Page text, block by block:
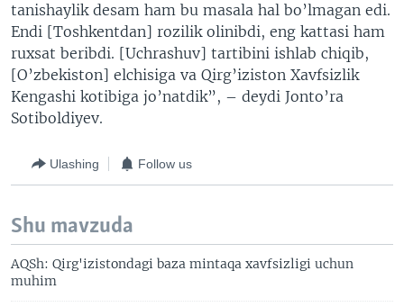
tanishaylik desam ham bu masala hal bo’lmagan edi.
Endi [Toshkentdan] rozilik olinibdi, eng kattasi ham
ruxsat beribdi. [Uchrashuv] tartibini ishlab chiqib,
[O’zbekiston] elchisiga va Qirg’iziston Xavfsizlik
Kengashi kotibiga jo’natdik”, – deydi Jonto’ra
Sotiboldiyev.
Ulashing Follow us
Shu mavzuda
AQSh: Qirg'izistondagi baza mintaqa xavfsizligi uchun
muhim